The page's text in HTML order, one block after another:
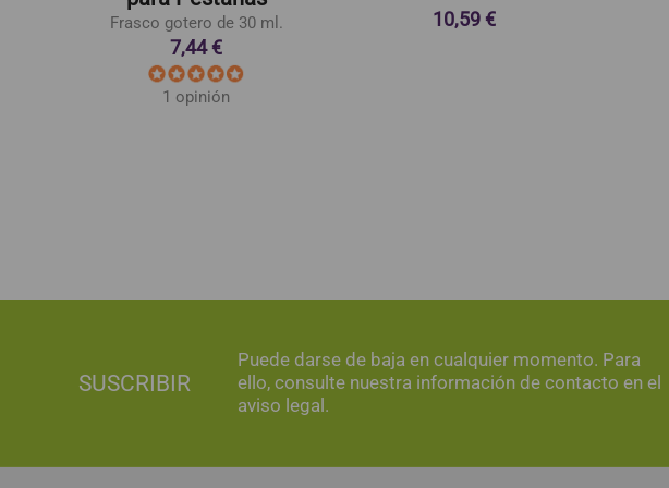
Frasco gotero de 30 ml.
7,44 €
1 opinión
10,59 €
SUSCRIBIR
Puede darse de baja en cualquier momento. Para
ello, consulte nuestra información de contacto en el
aviso legal.